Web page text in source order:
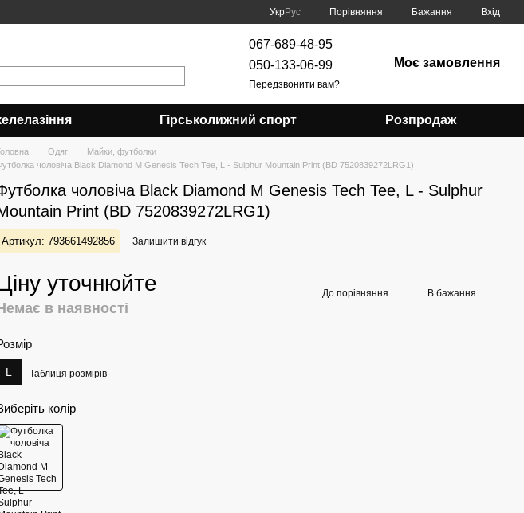
УкрРус Порівняння Бажання Вхід
067-689-48-95
050-133-06-99
Передзвонити вам?
Моє замовлення
Гірськолижний спорт Розпродаж
Одяг
Майки, футболки
чоловіча Black Diamond M Genesis Tech Tee, L - Sulphur Mountain Print (BD 7520839272LRG1)
чоловіча Black Diamond M Genesis Tech Tee, L - Sulphur
Print (BD 7520839272LRG1)
Артикул: 793661492856 Залишити відгук
уточнюйте
в наявності
До порівняння В бажання
L Таблиця розмірів
колір